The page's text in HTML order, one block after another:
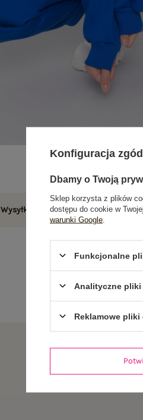
Wysyłka i dostawa Zwroty i
Konfiguracja zgód
Dbamy o Twoją
Sklep korzysta z plików
dostępu do cookie w
warunki Google
Funkcjonalne
Analityczne
Reklamowe pliki